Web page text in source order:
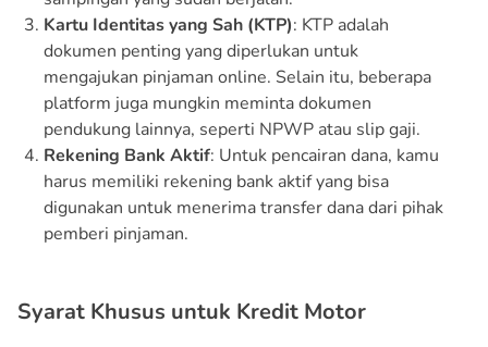
Kartu Identitas yang Sah (KTP): KTP adalah
dokumen penting yang diperlukan untuk
mengajukan pinjaman online. Selain itu, beberapa
platform juga mungkin meminta dokumen
pendukung lainnya, seperti NPWP atau slip gaji.
Rekening Bank Aktif: Untuk pencairan dana, kamu
harus memiliki rekening bank aktif yang bisa
digunakan untuk menerima transfer dana dari pihak
pemberi pinjaman.
Syarat Khusus untuk Kredit Motor